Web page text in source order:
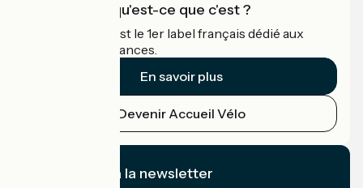
Accueil Vélo qu'est-ce que c'est ?
Accueil Vélo c'est le 1er label français dédié aux
cyclistes en vacances.
En savoir plus
Devenir Accueil Vélo
Je m'abonne à la newsletter